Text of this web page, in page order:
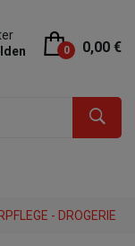
0 0,00 €
- DROGERIE